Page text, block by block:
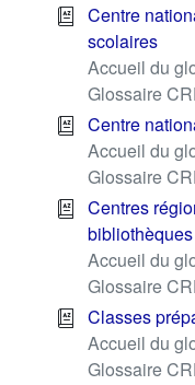
Centre
scolaires
Accueil du
Glossaire
Centre
Accueil du
Glossaire
Centres
bibliothèques
Accueil du
Glossaire
Classes
Accueil du
Glossaire